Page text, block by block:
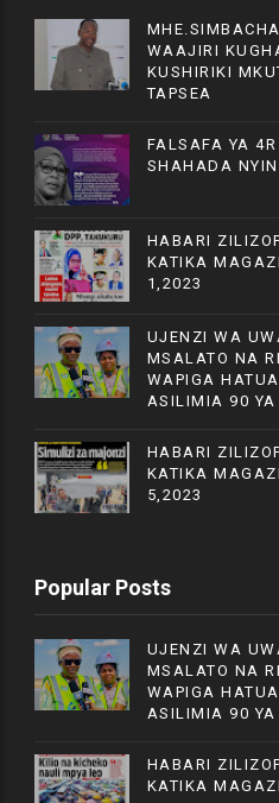
WAAJIRI
KUSHIRIKI
TAPSEA
FALSAFA YA
SHAHADA
HABARI
KATIKA
1,2023
UJENZI WA
MSALATO NA
WAPIGA
ASILIMIA 90 YA
HABARI
KATIKA
5,2023
Popular Posts
UJENZI WA
MSALATO NA
WAPIGA
ASILIMIA 90 YA
HABARI
KATIKA